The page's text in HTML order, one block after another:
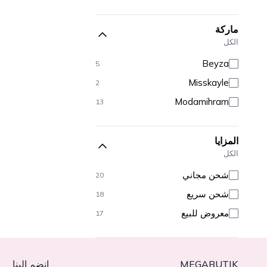
ماركة
الكل
Beyza
5
Misskayle
2
Modamihram
13
المزايا
الكل
شحن مجاني 20
شحن سريع 18
معروض للبيع 17
MEGABUTIK انضم إلينا